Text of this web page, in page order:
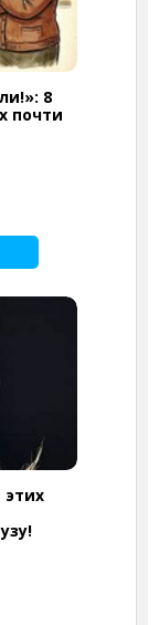
8
почти